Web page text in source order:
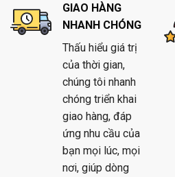
GIAO HÀNG
NHANH CHÓNG
Thấu hiểu giá trị
của thời gian,
chúng tôi nhanh
chóng triển khai
giao hàng, đáp
ứng nhu cầu của
bạn mọi lúc, mọi
nơi, giúp dòng